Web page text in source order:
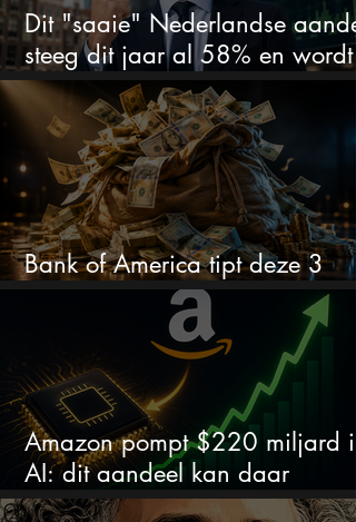
Dit "saaie" Nederlandse
steeg dit jaar al 58% en wordt
volgens analisten onderschat
Bank of America tipt deze 3
chipaandelen
Amazon pompt $220 miljard in
AI: dit aandeel kan daar
explosief van profiteren